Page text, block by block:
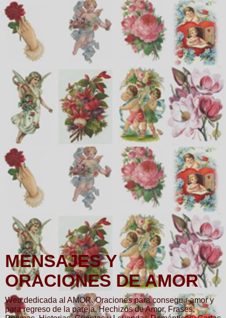
MENSAJES Y
ORACIONES DE AMOR
Web dedicada al AMOR. Oraciones para conseguir amor y
para regreso de la pareja, Hechizos de Amor, Frases,